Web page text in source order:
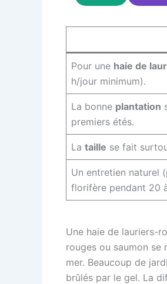
Pour une haie de
h/jour minimum).
La bonne plantation
premiers étés.
La taille se fait
Un entretien naturel
florifère pendant 20
Une haie de lauriers-
rouges ou saumon
mer. Beaucoup de
brûlés par le gel. La